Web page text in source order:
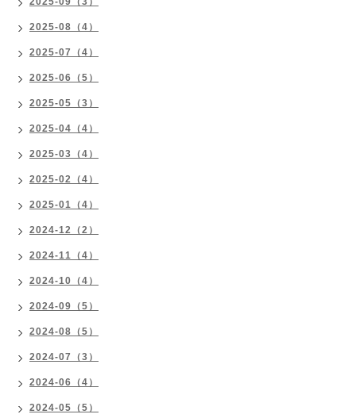
2025-08（4）
2025-07（4）
2025-06（5）
2025-05（3）
2025-04（4）
2025-03（4）
2025-02（4）
2025-01（4）
2024-12（2）
2024-11（4）
2024-10（4）
2024-09（5）
2024-08（5）
2024-07（3）
2024-06（4）
2024-05（5）